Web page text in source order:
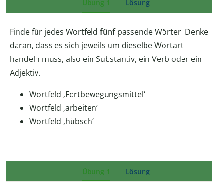
Übung 1 Lösung
Finde für jedes Wortfeld fünfpassende Wörter. Denke
daran, dass es sich jeweils um dieselbe Wortart
handeln muss, also ein Substantiv, ein Verb oder ein
Adjektiv.
Wortfeld ‚Fortbewegungsmittel‘
Wortfeld ‚arbeiten‘
Wortfeld ‚hübsch‘
Übung 1 Lösung